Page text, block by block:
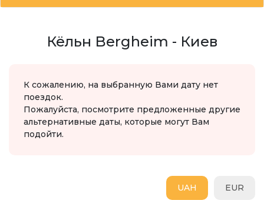
Кёльн Bergheim - Киев
К сожалению, на выбранную Вами дату нет
поездок.
Пожалуйста, посмотрите предложенные другие
альтернативные даты, которые могут Вам
подойти.
EUR
UAH